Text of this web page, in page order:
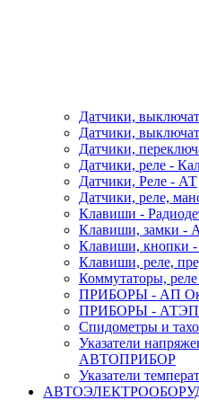
Датчики,
Датчики,
Датчики,
Датчики, реле -
Датчики, Реле - АТ
Датчики, реле,
Клавиши -
Клавиши, замки
Клавиши, кнопки
Клавиши, реле,
Коммутаторы,
ПРИБОРЫ - АП
ПРИБОРЫ - АТЭП
Спидометры и
Указатели
АВТОПРИБОР
Указатели